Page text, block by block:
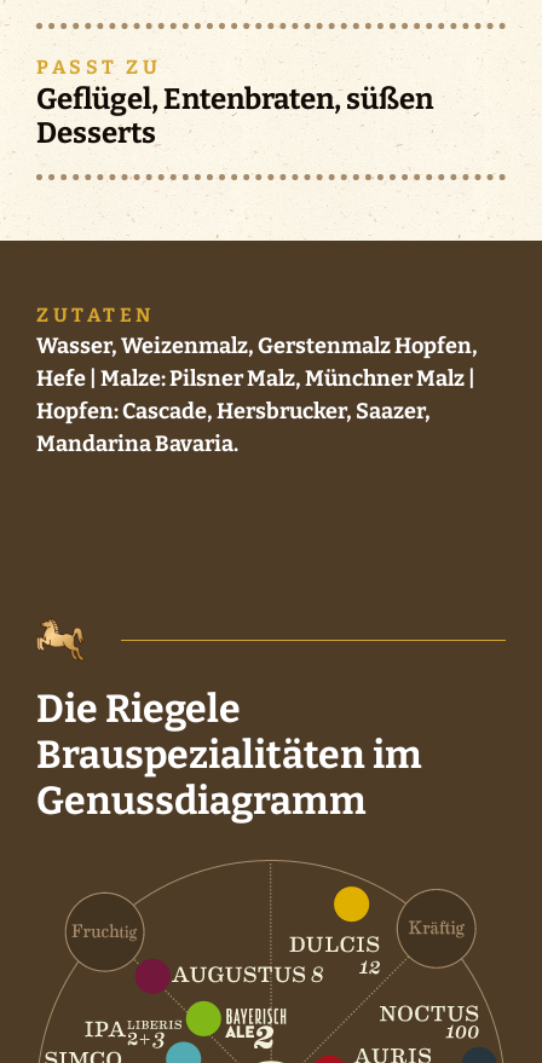
PASST ZU
Geflügel, Entenbraten, süßen
Desserts
ZUTATEN
Wasser, Weizenmalz, Gerstenmalz Hopfen,
Hefe | Malze: Pilsner Malz, Münchner Malz |
Hopfen: Cascade, Hersbrucker, Saazer,
Mandarina Bavaria.
Die Riegele
Brauspezialitäten im
Genussdiagramm